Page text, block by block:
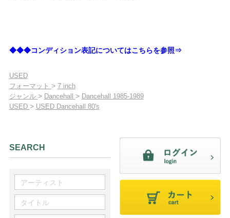
◆◆◆コンディション表記についてはこちらを参照⇒
USED
フォーマット > 7 inch
ジャンル > Dancehall > Dancehall 1985-1989
USED > USED Dancehall 80's
SEARCH